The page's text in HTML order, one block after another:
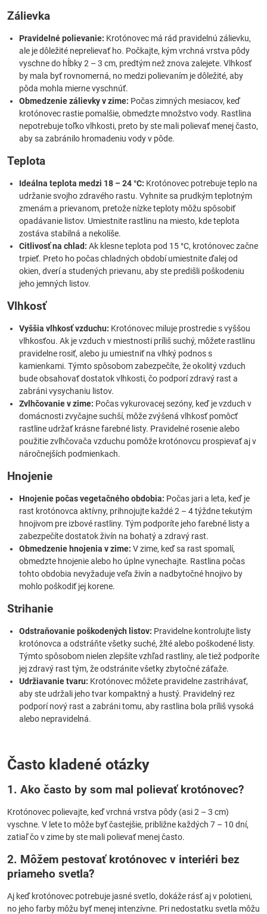
Zálievka
Pravidelné polievanie: Krotónovec má rád pravidelnú zálievku,
ale je dôležité neprelievať ho. Počkajte, kým vrchná vrstva pôdy
vyschne do hĺbky 2 – 3 cm, predtým než znova zalejete. Vlhkosť
by mala byť rovnomerná, no medzi polievaním je dôležité, aby
pôda mohla mierne vyschnúť.
Obmedzenie zálievky v zime: Počas zimných mesiacov, keď
krotónovec rastie pomalšie, obmedzte množstvo vody. Rastlina
nepotrebuje toľko vlhkosti, preto by ste mali polievať menej často,
aby sa zabránilo hromadeniu vody v pôde.
Teplota
Ideálna teplota medzi 18 – 24 °C: Krotónovec potrebuje teplo na
udržanie svojho zdravého rastu. Vyhnite sa prudkým teplotným
zmenám a prievanom, pretože nízke teploty môžu spôsobiť
opadávanie listov. Umiestnite rastlinu na miesto, kde teplota
zostáva stabilná a nekolíše.
Citlivosť na chlad: Ak klesne teplota pod 15 °C, krotónovec začne
trpieť. Preto ho počas chladných období umiestnite ďalej od
okien, dverí a studených prievanu, aby ste predišli poškodeniu
jeho jemných listov.
Vlhkosť
Vyššia vlhkosť vzduchu: Krotónovec miluje prostredie s vyššou
vlhkosťou. Ak je vzduch v miestnosti príliš suchý, môžete rastlinu
pravidelne rosiť, alebo ju umiestniť na vlhký podnos s
kamienkami. Týmto spôsobom zabezpečíte, že okolitý vzduch
bude obsahovať dostatok vlhkosti, čo podporí zdravý rast a
zabráni vysychaniu listov.
Zvlhčovanie v zime: Počas vykurovacej sezóny, keď je vzduch v
domácnosti zvyčajne suchší, môže zvýšená vlhkosť pomôcť
rastline udržať krásne farebné listy. Pravidelné rosenie alebo
použitie zvlhčovača vzduchu pomôže krotónovcu prospievať aj v
náročnejších podmienkach.
Hnojenie
Hnojenie počas vegetačného obdobia: Počas jari a leta, keď je
rast krotónovca aktívny, prihnojujte každé 2 – 4 týždne tekutým
hnojivom pre izbové rastliny. Tým podporíte jeho farebné listy a
zabezpečíte dostatok živín na bohatý a zdravý rast.
Obmedzenie hnojenia v zime: V zime, keď sa rast spomalí,
obmedzte hnojenie alebo ho úplne vynechajte. Rastlina počas
tohto obdobia nevyžaduje veľa živín a nadbytočné hnojivo by
mohlo poškodiť jej korene.
Strihanie
Odstraňovanie poškodených listov: Pravidelne kontrolujte listy
krotónovca a odstráňte všetky suché, žlté alebo poškodené listy.
Týmto spôsobom nielen zlepšíte vzhľad rastliny, ale tiež podporíte
jej zdravý rast tým, že odstránite všetky zbytočné záťaže.
Udržiavanie tvaru: Krotónovec môžete pravidelne zastrihávať,
aby ste udržali jeho tvar kompaktný a hustý. Pravidelný rez
podporí nový rast a zabráni tomu, aby rastlina bola príliš vysoká
alebo nepravidelná.
Často kladené otázky
1. Ako často by som mal polievať krotónovec?
Krotónovec polievajte, keď vrchná vrstva pôdy (asi 2 – 3 cm)
vyschne. V lete to môže byť častejšie, približne každých 7 – 10 dní,
zatiaľ čo v zime by ste mali polievať menej často.
2. Môžem pestovať krotónovec v interiéri bez
priameho svetla?
Aj keď krotónovec potrebuje jasné svetlo, dokáže rásť aj v polotieni,
no jeho farby môžu byť menej intenzívne. Pri nedostatku svetla môžu